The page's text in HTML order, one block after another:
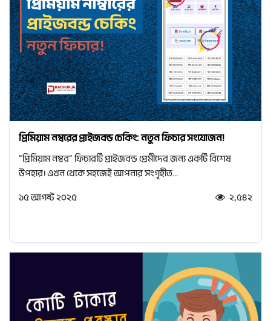
প্রিমিয়াম নম্বরের প্রাইজবন্ড চেকিং: নতুন ফিচার সংযোজন!
"প্রিমিয়াম নম্বর" ফিচারটি প্রাইজবন্ড প্রেমীদের জন্য একটি বিশেষ
উপহার। এখন থেকে সহজেই আপনার সংগৃহীত...
১৫ আগষ্ট ২০২৫
২,৫৪২